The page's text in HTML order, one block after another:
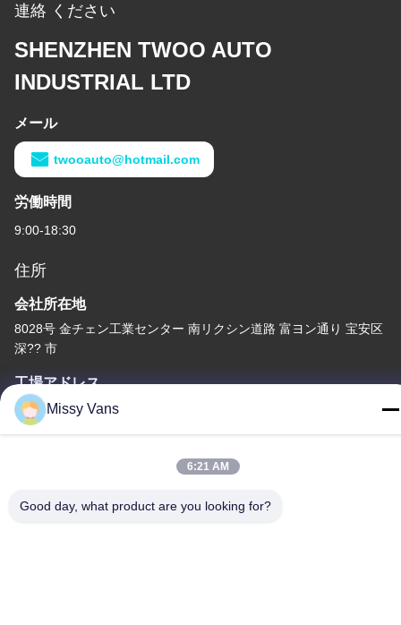
連絡 ください
SHENZHEN TWOO AUTO
INDUSTRIAL LTD
メール
twooauto@hotmail.com
労働時間
9:00-18:30
住所
会社所在地
8028号 金チェン工業センター 南リクシン道路 富ヨン通り 宝安区
深?? 市
工場アドレス
NO 1010、南Qiaohe Rd、Qiaotou、FuyongのBao'an地区、シン
セン、中華人民共和国
Missy Vans
6:21 AM
Good day, what product are you looking for?